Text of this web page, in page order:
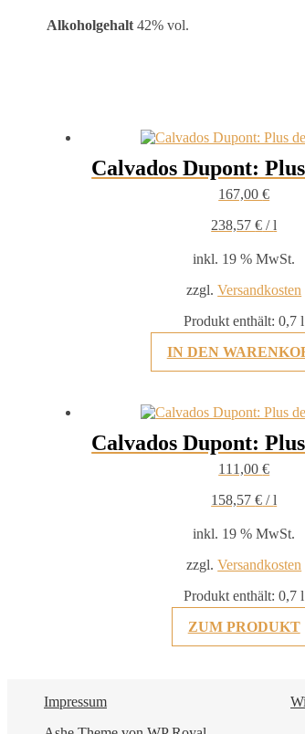
Alkoholgehalt 42% vol.
Calvados Dupont:
167,00€
238,57€ /l
inkl. 19 % MwSt.
zzgl.Versandkosten
Produkt enthält: 0,7l
IN DEN
Calvados Dupont:
111,00€
158,57€ /l
inkl. 19 % MwSt.
zzgl.Versandkosten
Produkt enthält: 0,7l
ZUM PRODUKT
Impressum